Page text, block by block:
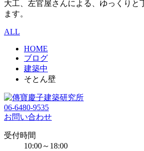
大工、左官屋さんによる、ゆっくりと
ます。
ALL
HOME
ブログ
建築中
そとん壁
06-6480-9535
お問い合わせ
受付時間
10:00～18:00